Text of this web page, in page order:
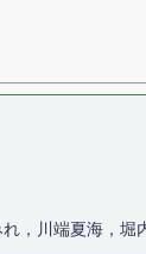
，川端夏海，堀